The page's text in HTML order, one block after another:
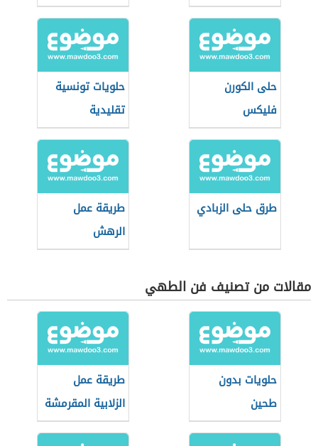
حلى الكورن
فليكس
حلويات تونسية
تقليدية
طرق حلى الزبادي
طريقة عمل
الرهش
مقالات من تصنيف فن الطهي
حلويات بدون
طحين
طريقة عمل
الزلابية المقرمشة